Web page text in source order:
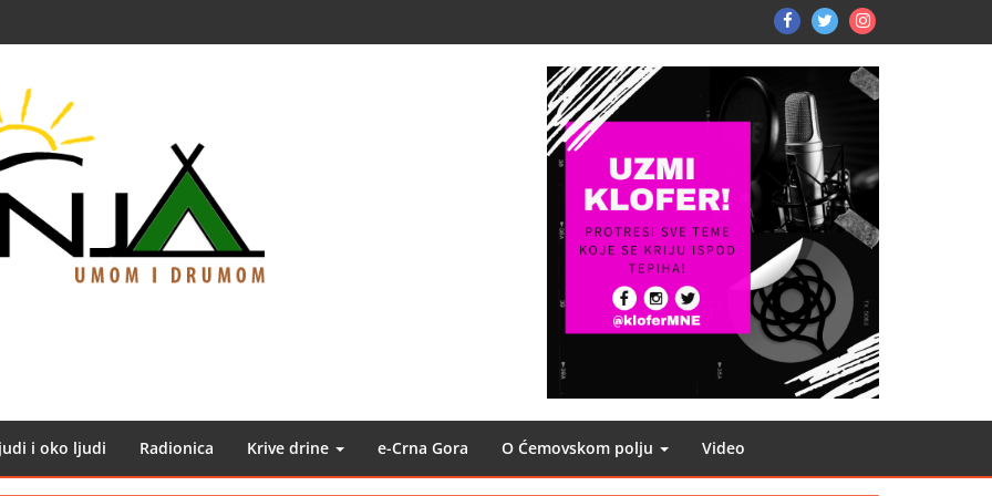
FB TW Instagram
i oko ljudi Radionica Krive drine e-Crna Gora O Ćemovskom polju Video